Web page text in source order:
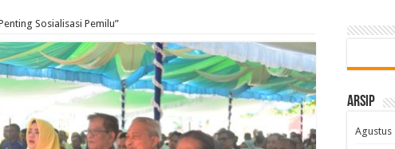
Sosialisasi Pemilu”
Arsip
Agustus